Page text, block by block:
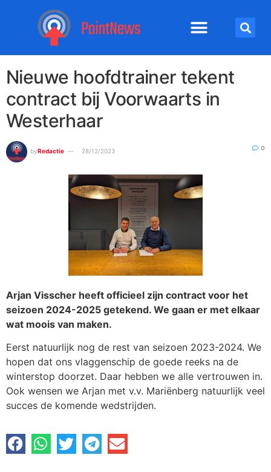
Nieuwe hoofdtrainer tekent
contract bij Voorwaarts in
Westerhaar
byRedactie 28/12/2023 0
Arjan Visscher heeft officieel zijn contract voor het
seizoen 2024-2025 getekend. We gaan er met elkaar
wat moois van maken.
Eerst natuurlijk nog de rest van seizoen 2023-2024. We
hopen dat ons vlaggenschip de goede reeks na de
winterstop doorzet. Daar hebben we alle vertrouwen in.
Ook wensen we Arjan met v.v. Mariënberg natuurlijk veel
succes de komende wedstrijden.